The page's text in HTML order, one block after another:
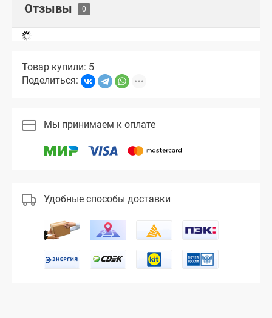
Отзывы
Товар купили: 5
Поделиться:
Мы принимаем к оплате
Удобные способы доставки